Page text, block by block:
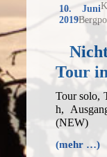
10. Juni
2019
Tour
Tour solo,
h,
(NEW)
(mehr …)